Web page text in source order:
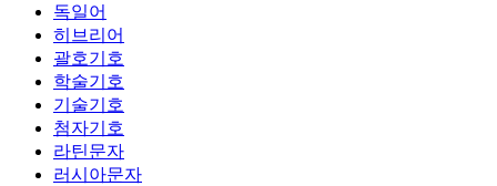
독일어
히브리어
괄호기호
학술기호
기술기호
첨자기호
라틴문자
러시아문자